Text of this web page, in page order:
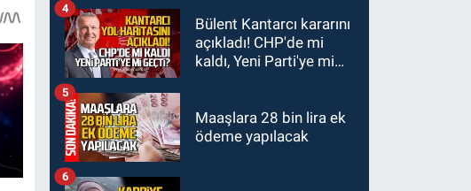
kaybetti
Bülent Kantarcı kararını
açıkladı! CHP'de mi
kaldı, Yeni Parti'ye mi
4
Maaşlara 28 bin lira ek
ödeme yapılacak
5
6